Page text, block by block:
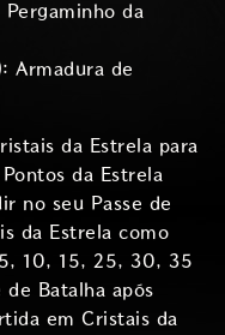
da
Armadura de
da Estrela para
da Estrela
no seu Passe de
da Estrela como
10, 15, 25, 30, 35
de Batalha após
em Cristais da